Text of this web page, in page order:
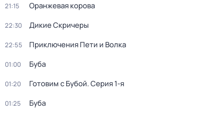
21:15 Оранжевая корова
22:30 Дикие Скричеры
22:55 Приключения Пети и Волка
01:00 Буба
01:20 Готовим с Бубой. Серия 1-я
01:25 Буба